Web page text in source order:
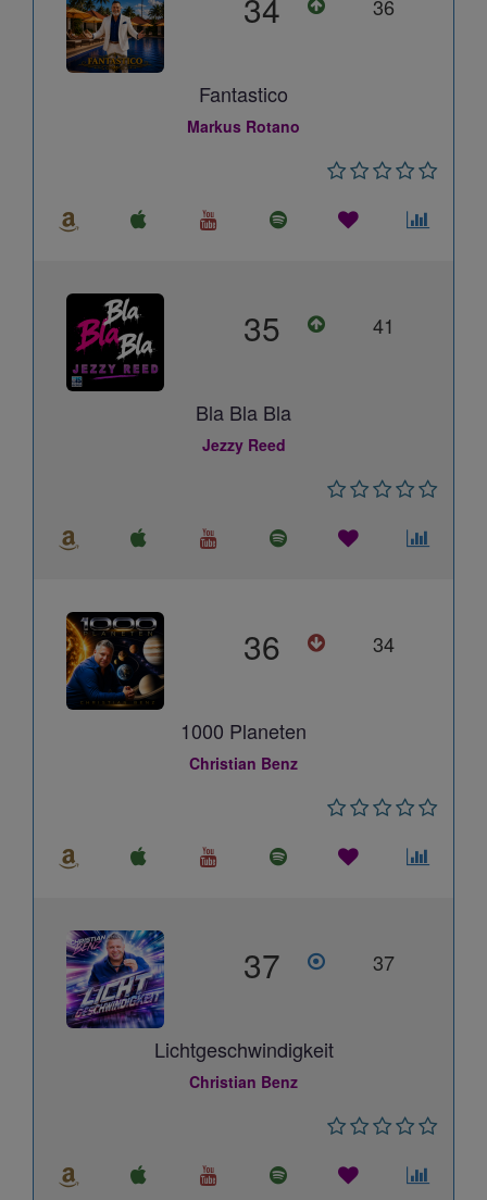
36
Fantastico
Markus Rotano
35 41
Bla Bla Bla
Jezzy Reed
36 34
1000 Planeten
Christian Benz
37 37
Lichtgeschwindigkeit
Christian Benz